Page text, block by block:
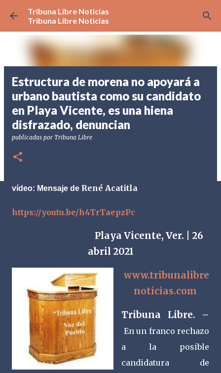
Ir al contenido principal
Tribuna Libre Noticias
Tribuna Libre Noticias
Estructura de morena no apoyará a
urbano bautista como su candidato
en Playa Vicente, es una hiena
disfrazado, denuncian
publicadas por Tribuna Libre
vídeo: Mensaje de René Acatitla
https://youtu.be/h4TrTaepzPc
Playa Vicente, Ver. | 26
abril 2021
www.tribunalibre
noticias.com
Tribuna Libre. –
En un franco rechazo
a la posible
candidatura de